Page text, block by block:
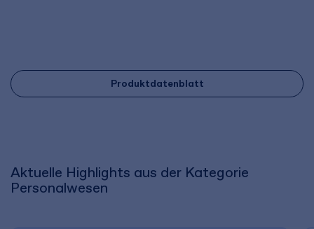
Produktdatenblatt
Aktuelle Highlights aus der Kategorie
Personalwesen